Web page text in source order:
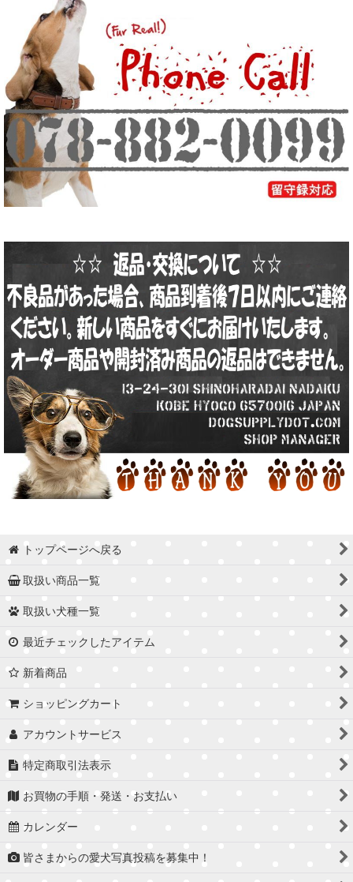
トップページへ戻る
取扱い商品一覧
取扱い犬種一覧
最近チェックしたアイテム
新着商品
ショッピングカート
アカウントサービス
特定商取引法表示
お買物の手順・発送・お支払い
カレンダー
皆さまからの愛犬写真投稿を募集中！